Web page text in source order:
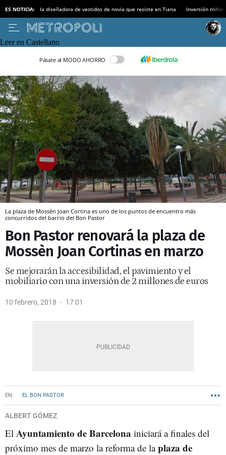
ES NOTICIA: la diseñadora de vestidos de novia que resiste en Tiana Inversión
Leer en Castellano
Pásate al MODO AHORRO
La plaza de Mossèn Joan Cortina es uno de los puntos de encuentro más
concurridos del barrio del Bon Pastor
Bon Pastor renovará la plaza de
Mossèn Joan Cortinas en marzo
Se mejorarán la accesibilidad, el pavimiento y el
mobiliario con una inversión de 2 millones de euros
10 febrero, 2018 17:01
EL BON PASTOR
ALBERT GÓMEZ
El Ayuntamiento de Barcelona iniciará a finales del
próximo mes de marzo la reforma de laplaza de